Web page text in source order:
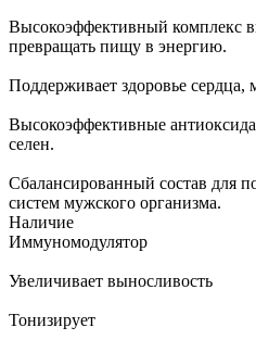
Высокоэффективный комплекс
превращать пищу в энергию.
Поддерживает здоровье
Высокоэффективные
селен.
Сбалансированный состав для
систем мужского организма.
Наличие
Иммуномодулятор
Увеличивает выносливость
Тонизирует